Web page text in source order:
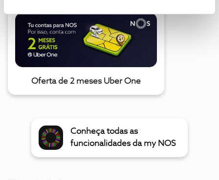
Oferta de 2 meses Uber One
Conheça todas as
funcionalidades da my NOS